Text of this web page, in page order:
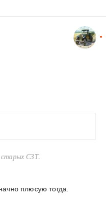
старых СЗТ.
плюсую тогда.